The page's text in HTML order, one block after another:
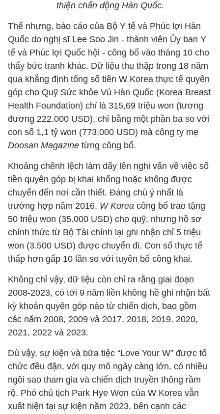
thiện chấn động Hàn Quốc.
Thế nhưng, báo cáo của Bộ Y tế và Phúc lợi Hàn
Quốc do nghị sĩ Lee Soo Jin - thành viên Ủy ban Y
tế và Phúc lợi Quốc hội - công bố vào tháng 10 cho
thấy bức tranh khác. Dữ liệu thu thập trong 18 năm
qua khẳng định tổng số tiền W Korea thực tế quyên
góp cho Quỹ Sức khỏe Vú Hàn Quốc (Korea Breast
Health Foundation) chỉ là 315,69 triệu won (tương
đương 222.000 USD), chỉ bằng một phần ba so với
con số 1,1 tỷ won (773.000 USD) mà công ty mẹ
Doosan Magazine từng công bố.
Khoảng chênh lệch làm dấy lên nghi vấn về việc số
tiền quyên góp bị khai khống hoặc không được
chuyển đến nơi cần thiết. Đáng chú ý nhất là
trường hợp năm 2016, W Korea công bố trao tặng
50 triệu won (35.000 USD) cho quỹ, nhưng hồ sơ
chính thức từ Bộ Tài chính lại ghi nhận chỉ 5 triệu
won (3.500 USD) được chuyển đi. Con số thực tế
thấp hơn gấp 10 lần so với tuyên bố công khai.
Không chỉ vậy, dữ liệu còn chỉ ra rằng giai đoạn
2008-2023, có tới 9 năm liền không hề ghi nhận bất
kỳ khoản quyên góp nào từ chiến dịch, bao gồm
các năm 2008, 2009 và 2017, 2018, 2019, 2020,
2021, 2022 và 2023.
Dù vậy, sự kiện và bữa tiệc “Love Your W” được tổ
chức đều đặn, với quy mô ngày càng lớn, có nhiều
ngôi sao tham gia và chiến dịch truyền thông rầm
rộ. Phó chủ tịch Park Hye Won của W Korea vẫn
xuất hiện tại sự kiện năm 2023, bên cạnh các